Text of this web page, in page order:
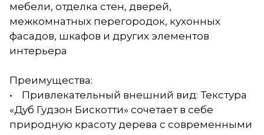
мебели, отделка стен, дверей,
межкомнатных перегородок, кухонных
фасадов, шкафов и других элементов
интерьера
Преимущества:
• Привлекательный внешний вид: Текстура
«Дуб Гудзон Бискотти» сочетает в себе
природную красоту дерева с современными